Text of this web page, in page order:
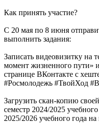
Как принять участие?
С 20 мая по 8 июня
выполнить задания:
Записать видеовизитку на
момент жизненного пути»
странице ВКонтакте с
#Росмолодежь #ТвойХод
Загрузить скан-копию
семестр 2024/2025
2025/2026 учебного года